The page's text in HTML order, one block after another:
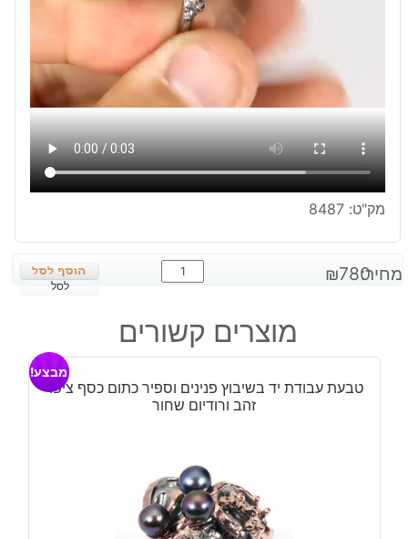
מק"ט: 8487
מחיר: ₪780
כמות
של
עבודת
יד
אבני
כסף
ציפוי
זהב
ורודיום
לסל
מוצרים קשורים
טבעת עבודת יד בשיבוץ פנינים וספיר כתום כסף ציפוי
זהב ורודיום שחור
מבצע!